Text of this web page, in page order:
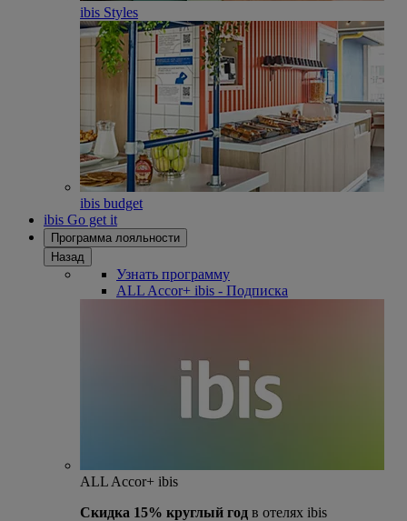
ibis Styles
ibis budget
ibis Go get it
Программа лояльности
Назад
Узнать программу
ALL Accor+ ibis - Подписка
ALL Accor+ ibis
Скидка 15% круглый год в отелях ibis